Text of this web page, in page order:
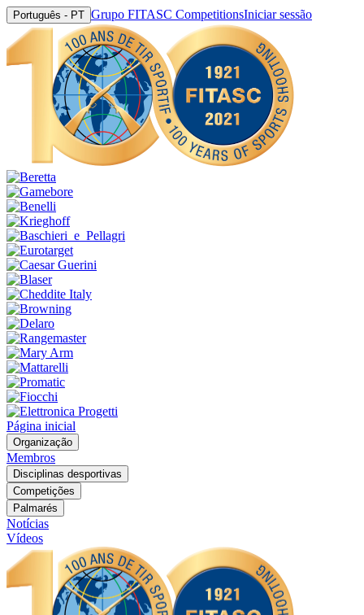
Português - PT Grupo FITASC CompetitionsIniciar sessão
Página inicial
Organização
Membros
Disciplinas desportivas
Competições
Palmarés
Notícias
Vídeos